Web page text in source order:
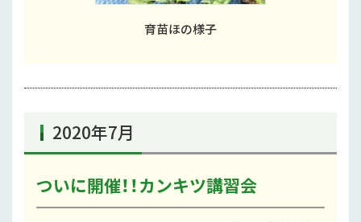
育苗ほの様子
2020年7月
ついに開催！！カンキツ講習会